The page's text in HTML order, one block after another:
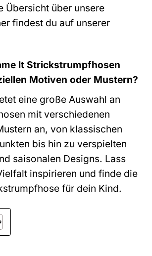
Übersicht über unsere
findest du auf unserer
It Strickstrumpfhosen
Motiven oder Mustern?
eine große Auswahl an
mit verschiedenen
an, von klassischen
bis hin zu verspielten
saisonalen Designs. Lass
inspirieren und finde die
für dein Kind.